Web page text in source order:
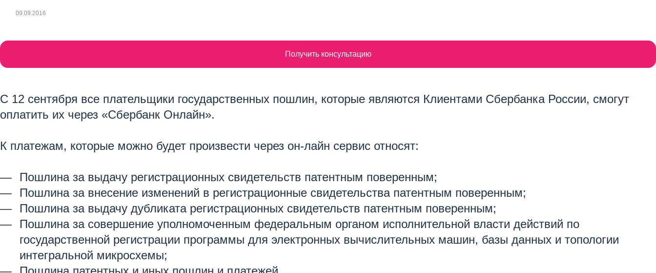
09.09.2016
Получить консультацию
С 12 сентября все плательщики государственных пошлин, которые являются Клиентами Сбербанка России, смогут
оплатить их через «Сбербанк Онлайн».
К платежам, которые можно будет произвести через он-лайн сервис относят:
Пошлина за выдачу регистрационных свидетельств патентным поверенным;
Пошлина за внесение изменений в регистрационные свидетельства патентным поверенным;
Пошлина за выдачу дубликата регистрационных свидетельств патентным поверенным;
Пошлина за совершение уполномоченным федеральным органом исполнительной власти действий по
государственной регистрации программы для электронных вычислительных машин, базы данных и топологии
интегральной микросхемы;